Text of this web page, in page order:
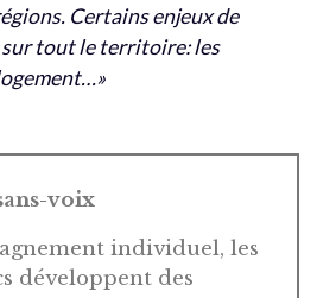
Certains enjeux de
tout le territoire: les
voix
individuel, les
développent des